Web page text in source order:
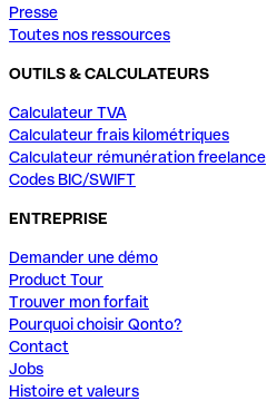
Presse
Toutes nos ressources
OUTILS & CALCULATEURS
Calculateur TVA
Calculateur frais kilométriques
Calculateur rémunération freelance
Codes BIC/SWIFT
ENTREPRISE
Demander une démo
Product Tour
Trouver mon forfait
Pourquoi choisir Qonto?
Contact
Jobs
Histoire et valeurs